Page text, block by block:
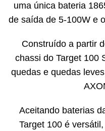
uma única bateria
de saída de 5-100W e
Construído a partir
chassi do Target 100
quedas e quedas
Aceitando baterias
Target 100 é